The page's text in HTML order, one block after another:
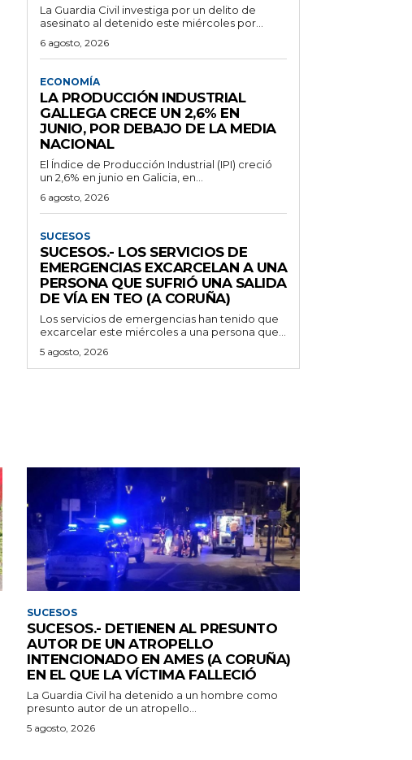
La Guardia Civil investiga por un delito de
asesinato al detenido este miércoles por...
6 agosto, 2026
ECONOMÍA
LA PRODUCCIÓN INDUSTRIAL
GALLEGA CRECE UN 2,6% EN
JUNIO, POR DEBAJO DE LA MEDIA
NACIONAL
El Índice de Producción Industrial (IPI) creció
un 2,6% en junio en Galicia, en...
6 agosto, 2026
SUCESOS
SUCESOS.- LOS SERVICIOS DE
EMERGENCIAS EXCARCELAN A UNA
PERSONA QUE SUFRIÓ UNA SALIDA
DE VÍA EN TEO (A CORUÑA)
Los servicios de emergencias han tenido que
excarcelar este miércoles a una persona que...
5 agosto, 2026
SUCESOS
SUCESOS.- DETIENEN AL PRESUNTO
AUTOR DE UN ATROPELLO
INTENCIONADO EN AMES (A CORUÑA)
EN EL QUE LA VÍCTIMA FALLECIÓ
La Guardia Civil ha detenido a un hombre como
presunto autor de un atropello...
5 agosto, 2026